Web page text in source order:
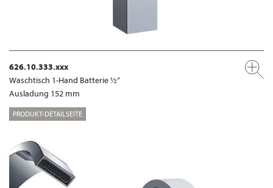
626.10.333.xxx
Waschtisch 1-Hand Batterie ½“
Ausladung 152 mm
PRODUKT-DETAILSEITE